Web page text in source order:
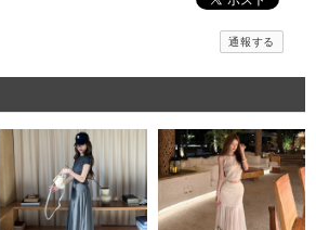
通報する